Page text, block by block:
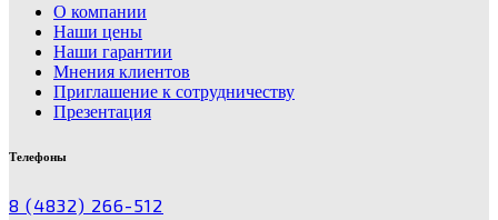
О компании
Наши цены
Наши гарантии
Мнения клиентов
Приглашение к сотрудничеству
Презентация
Телефоны
8 (4832) 266-512